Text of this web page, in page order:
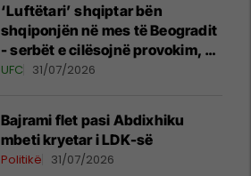
‘Luftëtari’ shqiptar bën
shqiponjën në mes të Beogradit
- serbët e cilësojnë provokim, ai
e cilëson simbol të identitetit
UFC 31/07/2026
Bajrami flet pasi Abdixhiku
mbeti kryetar i LDK-së
Politikë 31/07/2026